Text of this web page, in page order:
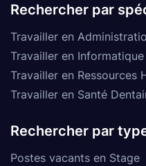
Rechercher par
Travailler en
Travailler en
Travailler en Ressources
Travailler en Santé
Rechercher par
Postes vacants en Stage